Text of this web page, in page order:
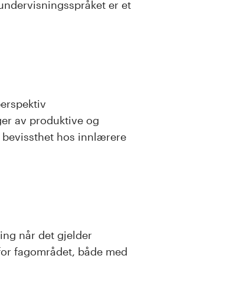
er et
av produktive og
hos innlærere
når det gjelder
fagområdet, både med